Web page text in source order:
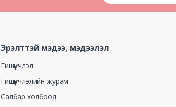
Эрэлттэй мэдээ, мэдээлэл
Гишүүнчлэл
Гишүүнчлэлийн журам
Салбар холбоод